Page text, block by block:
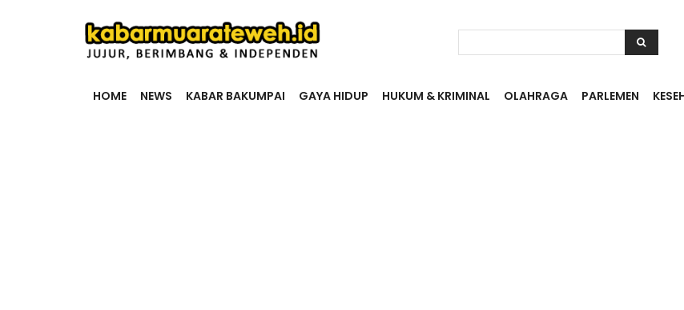
HOME NEWS KABAR BAKUMPAI GAYA HIDUP HUKUM & KRIMINAL OLAHRAGA PARLEMEN